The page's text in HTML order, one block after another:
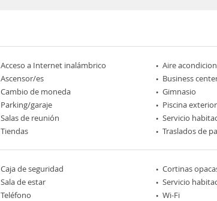
Acceso a Internet inalámbrico
Aire
Ascensor/es
Business
Cambio de moneda
Gimnasio
Parking/garaje
Piscina exterior
Salas de reunión
Servicio
Tiendas Traslados de
Caja de seguridad
Cortinas
Sala de estar
Servicio
Teléfono Wi-Fi